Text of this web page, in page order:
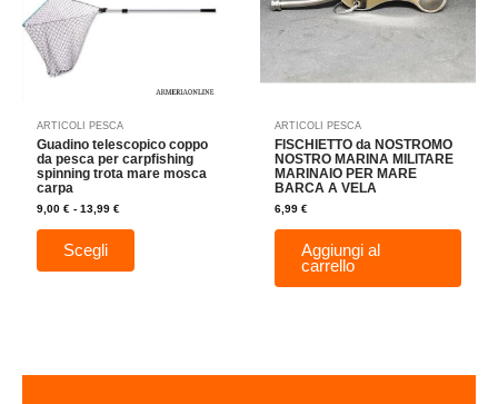
ARTICOLI PESCA
Guadino telescopico coppo
da pesca per carpfishing
spinning trota mare mosca
carpa
9,00€ - 13,99€
Scegli
Le
scelte
del
prodotto
ARTICOLI PESCA
FISCHIETTO da NOSTROMO
NOSTRO MARINA MILITARE
MARINAIO PER MARE
BARCA A VELA
6,99€
Aggiungi al
carrello